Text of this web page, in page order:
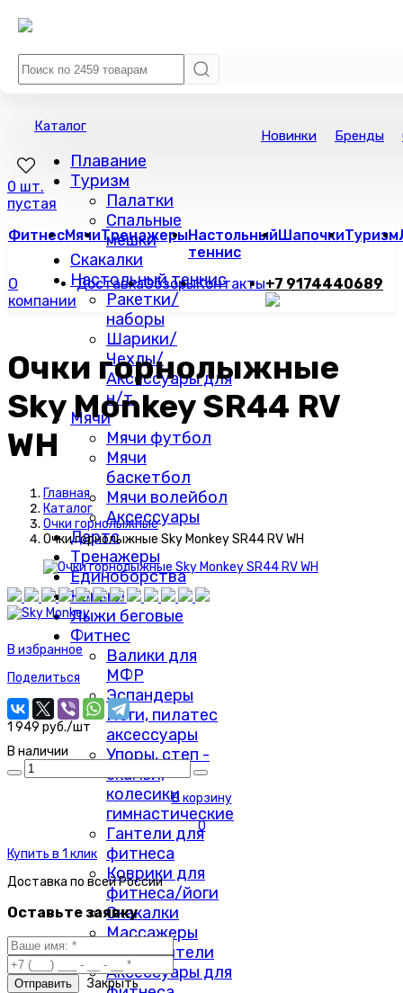
Каталог
Плавание
Туризм
Палатки
Спальные
мешки
Скакалки
Настольный теннис
Ракетки/
наборы
Шарики/
Чехлы/
Аксессуары для
н/т
Мячи
Мячи футбол
Мячи
баскетбол
Мячи волейбол
Аксессуары
Дартс
Тренажеры
Единоборства
Коньки
Лыжи беговые
Фитнес
Валики для
МФР
Эспандеры
Йоги, пилатес
аксессуары
Упоры, степ -
скамьи,
колесики
гимнастические
Гантели для
фитнеса
Коврики для
фитнеса/йоги
Скакалки
Массажеры
Утяжелители
Аксессуары для
Новинки Бренды
0 шт.
пустая
ФитнесМячиТренажерыНастольный
теннис
ШапочкиТуризм
О
компании
ДоставкаОбзорыКонтакты+7 9174440689
Очки горнолыжные
Sky Monkey SR44 RV
WH
Главная
Каталог
Очки горнолыжные
Очки горнолыжные Sky Monkey SR44 RV WH
В избранное
Поделиться
1 949 руб./шт
В наличии
В корзину
0
Купить в 1 клик
Доставка по всей России
Оставьте заявку
Закрыть